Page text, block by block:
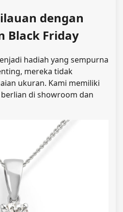
dengan
Black Friday
hadiah yang sempurna
mereka tidak
ukuran. Kami memiliki
di showroom dan